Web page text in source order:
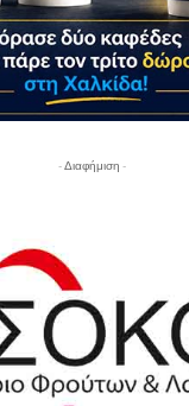
- Διαφήμιση -